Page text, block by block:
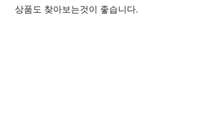
상품도 찾아보는것이 좋습니다.